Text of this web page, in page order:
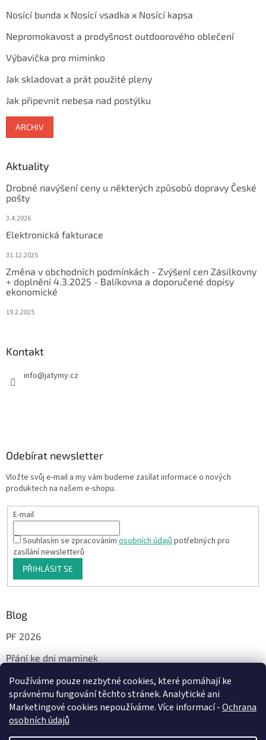
Používáme pouze nezbytné cookies, které pomáhají ke
správnému fungování těchto stránek. Analytické ani
Marketingové cookies nepoužíváme. Více informací -Ochrana
osobních údajů
Nosící bunda x Nosící vsadka x Nosící kapsa
Nepromokavost a prodyšnost outdoorového oblečení
Výbavička pro miminko
Jak skladovat a prát použité pleny
Jak připevnit nebesa nad postýlku
ARCHIV
Aktuality
Drobné navýšení ceny u některých způsobů dopravy České
pošty
3.4.2026
Elektronická fakturace
31.12.2025
Změna v obchodních podmínkách - Zvýšení cen Zásilkovny
+ doplnění 4.3.2025 - Balíkovna a doporučené dopisy
ekonomické
19.2.2025
Kontakt
info@jatymy.cz
Odebírat newsletter
Vložte svůj e-mail a my vám budeme zasílat informace o nových
produktech na našem e-shopu.
E-mail
Souhlasím se zpracovánímosobních údajůpotřebných pro
zasílání newsletterů
PŘIHLÁSIT SE
Blog
PF 2026
Přání ke dni maminek
Facebook